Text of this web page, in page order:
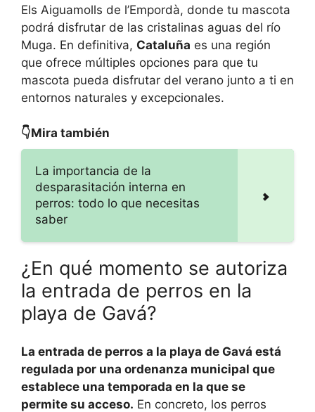
Els Aiguamolls de l’Empordà, donde tu mascota
podrá disfrutar de las cristalinas aguas del río
Muga. En definitiva, Cataluña es una región
que ofrece múltiples opciones para que tu
mascota pueda disfrutar del verano junto a ti en
entornos naturales y excepcionales.
👇Mira también
La importancia de la
desparasitación interna en
perros: todo lo que necesitas
saber
¿En qué momento se autoriza
la entrada de perros en la
playa de Gavá?
La entrada de perros a la playa de Gavá está
regulada por una ordenanza municipal que
establece una temporada en la que se
permite su acceso. En concreto, los perros